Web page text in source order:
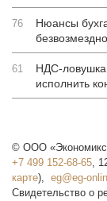
76
Нюансы
61
НДС-ловушка
исполнить
© ООО
+7 499 152-68-65
карте),
Свидетельство о